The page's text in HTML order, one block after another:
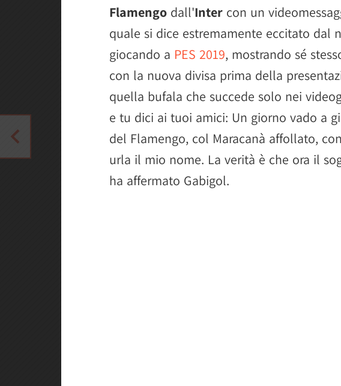
Flamengo dall'Inter con un
quale si dice estremamente eccitato dal
giocando a PES 2019, mostrando sé
con la nuova divisa prima della
quella bufala che succede solo nei
e tu dici ai tuoi amici: Un giorno vado a
del Flamengo, col Maracanà affollato,
urla il mio nome. La verità è che ora il
ha affermato Gabigol.